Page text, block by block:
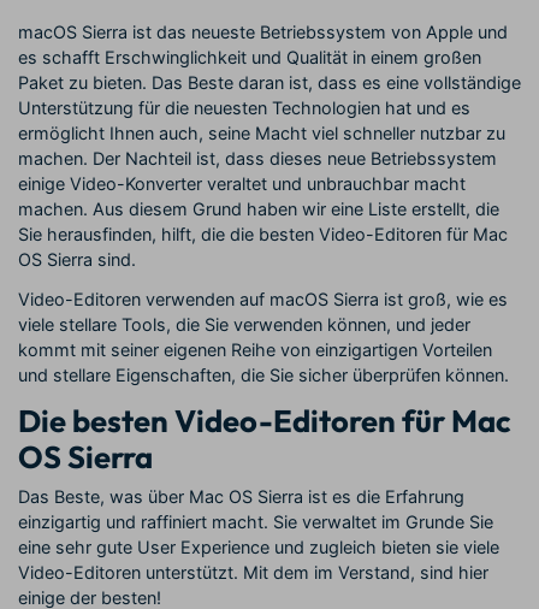
Videobearbeitungs-
Fähigkeiten mit Filmora
können
Creator
Monetarisierungs-
Programm
Monetarisieren Sie
Ihren Einfluss mit Filmora
Freunde-werben-
Programm
An Freunde empfehlen,
Belohnungen erhalten
Blog
Kunden-Geschichten
Erfahren Sie, wie unsere
Kunden Erfolg haben
Affiliate-Programm
Schalten Sie Partnerschaften
auf Unternehmensebene frei
macOS Sierra ist das neueste Betriebssystem von Apple und
es schafft Erschwinglichkeit und Qualität in einem großen
Paket zu bieten. Das Beste daran ist, dass es eine vollständige
Unterstützung für die neuesten Technologien hat und es
ermöglicht Ihnen auch, seine Macht viel schneller nutzbar zu
machen. Der Nachteil ist, dass dieses neue Betriebssystem
einige Video-Konverter veraltet und unbrauchbar macht
machen. Aus diesem Grund haben wir eine Liste erstellt, die
Sie herausfinden, hilft, die die besten Video-Editoren für Mac
OS Sierra sind.
Video-Editoren verwenden auf macOS Sierra ist groß, wie es
viele stellare Tools, die Sie verwenden können, und jeder
kommt mit seiner eigenen Reihe von einzigartigen Vorteilen
und stellare Eigenschaften, die Sie sicher überprüfen können.
Die besten Video-Editoren für Mac
OS Sierra
Das Beste, was über Mac OS Sierra ist es die Erfahrung
einzigartig und raffiniert macht. Sie verwaltet im Grunde Sie
eine sehr gute User Experience und zugleich bieten sie viele
Video-Editoren unterstützt. Mit dem im Verstand, sind hier
einige der besten!